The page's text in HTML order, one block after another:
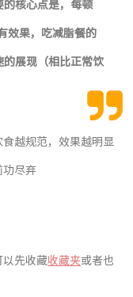
核心点是，每顿
效果，吃减脂餐的
展现（相比正常饮
越规范，效果越明显
功尽弃
先收藏收藏夹或者也